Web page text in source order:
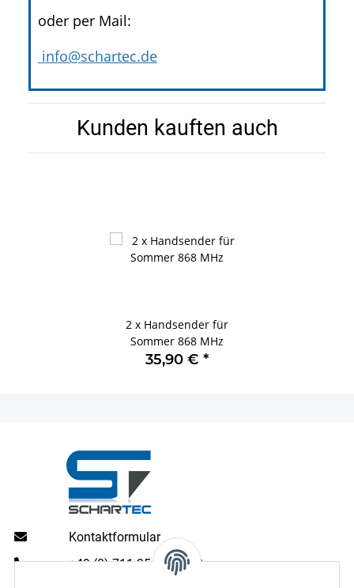
oder per Mail:
info@schartec.de
Kunden kauften auch
2 x Handsender für
Sommer 868 MHz
35,90 € *
Kontaktformular
+49 (0) 711 35 13 16 00